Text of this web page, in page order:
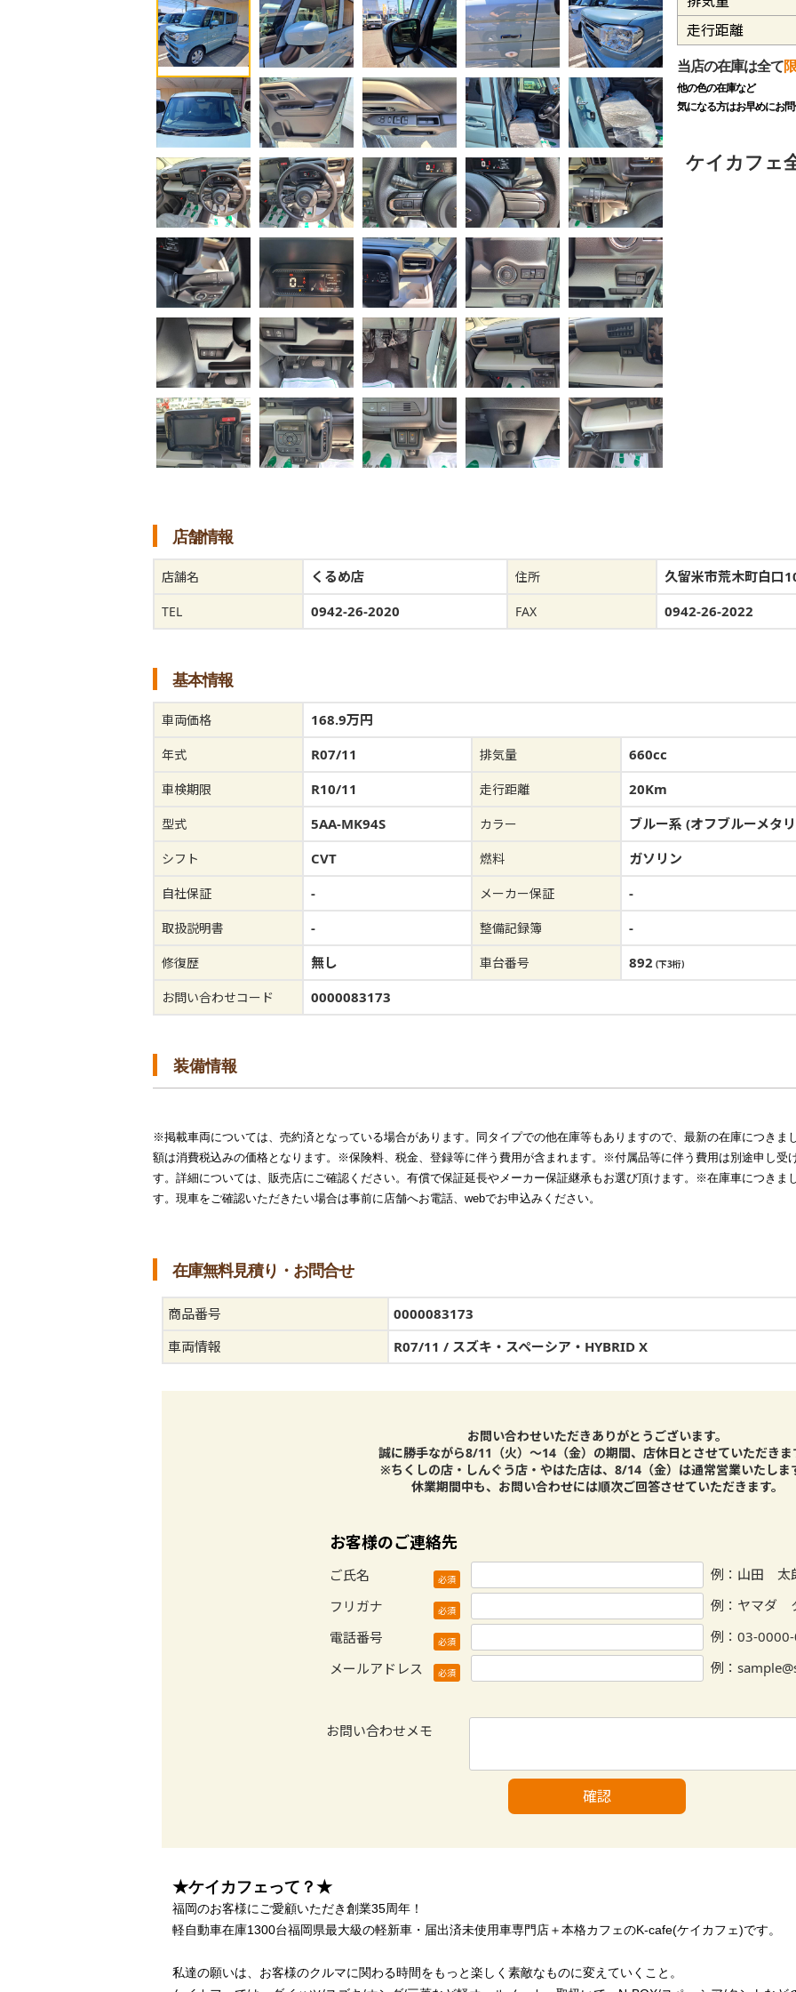
走行距離
当店の在庫は全て
他の色の在庫など
気になる方はお早めにお
ケイカフェ
店舗情報
店舗名 くるめ店 住所 久留米市荒木町白口
TEL 0942-26-2020 FAX 0942-26-2022
基本情報
車両価格 168.9万円
年式 R07/11 排気量 660cc
車検期限 R10/11 走行距離 20Km
型式 5AA-MK94S カラー ブルー系 (オフブルーメタ
シフト CVT 燃料 ガソリン
自社保証 - メーカー保証 -
取扱説明書 - 整備記録簿 -
修復歴 無し 車台番号 892 (下3桁)
お問い合わせコード 0000083173
装備情報
※掲載車両については、売約済となっている場合があります。同タイプでの他在庫等もありますので、最新の在庫につき
額は消費税込みの価格となります。※保険料、税金、登録等に伴う費用が含まれます。※付属品等に伴う費用は別途申し
す。詳細については、販売店にご確認ください。有償で保証延長やメーカー保証継承もお選び頂けます。※在庫車につきま
す。現車をご確認いただきたい場合は事前に店舗へお電話、webでお申込みください。
在庫無料見積り・お問合せ
★ケイカフェって？★
福岡のお客様にご愛顧いただき創業35周年！
軽自動車在庫1300台福岡県最大級の軽新車・届出済未使用車専門店＋本格カフェのK-cafe(ケイカフェ)です。
私達の願いは、お客様のクルマに関わる時間をもっと楽しく素敵なものに変えていくこと。